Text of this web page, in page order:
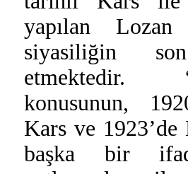
yapılan
siyasiliğin
etmektedir.
konusunun,
Kars ve 1923’de
başka bir